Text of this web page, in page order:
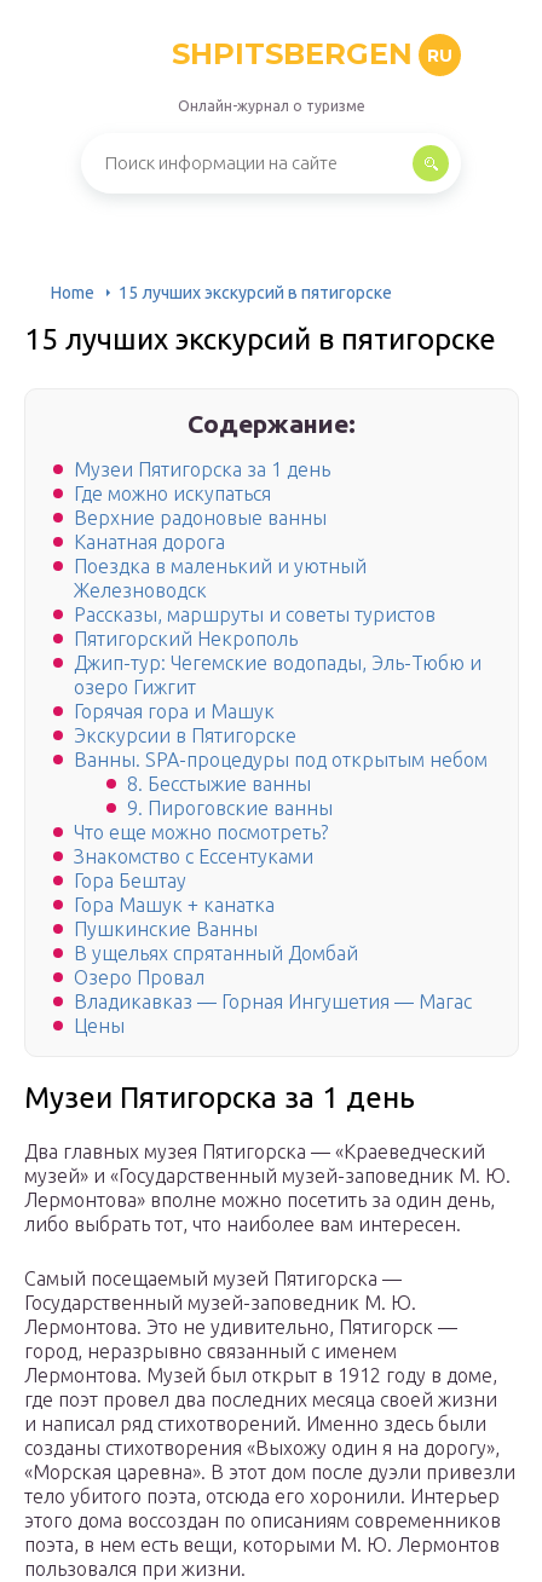
SHPITSBERGEN RU
Онлайн-журнал о туризме
Home 15 лучших экскурсий в пятигорске
15 лучших экскурсий в пятигорске
Содержание:
Музеи Пятигорска за 1 день
Где можно искупаться
Верхние радоновые ванны
Канатная дорога
Поездка в маленький и уютный
Железноводск
Рассказы, маршруты и советы туристов
Пятигорский Некрополь
Джип-тур: Чегемские водопады, Эль-Тюбю и
озеро Гижгит
Горячая гора и Машук
Экскурсии в Пятигорске
Ванны. SPA-процедуры под открытым небом
8. Бесстыжие ванны
9. Пироговские ванны
Что еще можно посмотреть?
Знакомство с Ессентуками
Гора Бештау
Гора Машук + канатка
Пушкинские Ванны
В ущельях спрятанный Домбай
Озеро Провал
Владикавказ — Горная Ингушетия — Магас
Цены
Музеи Пятигорска за 1 день
Два главных музея Пятигорска — «Краеведческий
музей» и «Государственный музей-заповедник М. Ю.
Лермонтова» вполне можно посетить за один день,
либо выбрать тот, что наиболее вам интересен.
Самый посещаемый музей Пятигорска —
Государственный музей-заповедник М. Ю.
Лермонтова. Это не удивительно, Пятигорск —
город, неразрывно связанный с именем
Лермонтова. Музей был открыт в 1912 году в доме,
где поэт провел два последних месяца своей жизни
и написал ряд стихотворений. Именно здесь были
созданы стихотворения «Выхожу один я на дорогу»,
«Морская царевна». В этот дом после дуэли привезли
тело убитого поэта, отсюда его хоронили. Интерьер
этого дома воссоздан по описаниям современников
поэта, в нем есть вещи, которыми М. Ю. Лермонтов
пользовался при жизни.